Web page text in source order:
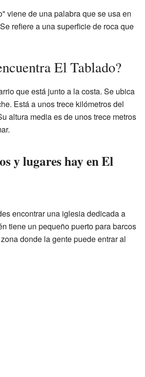
viene de una palabra que se usa en
refiere a una superficie de roca que
El Tablado?
que está junto a la costa. Se ubica
Está a unos trece kilómetros del
altura media es de unos trece metros
y lugares hay en El
encontrar una iglesia dedicada a
tiene un pequeño puerto para barcos
donde la gente puede entrar al